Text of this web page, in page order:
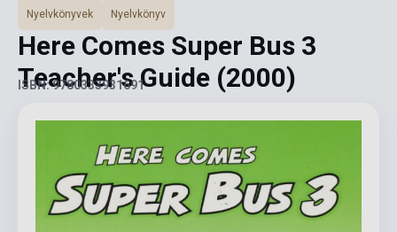
Nyelvkönyvek Nyelvkönyv
Here Comes Super Bus 3
Teacher's Guide (2000)
ISBN: 9780333931691